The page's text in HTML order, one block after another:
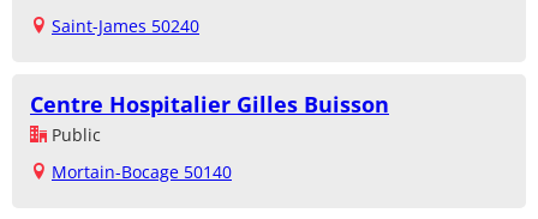
Saint-James 50240
Centre Hospitalier Gilles Buisson
Public
Mortain-Bocage 50140